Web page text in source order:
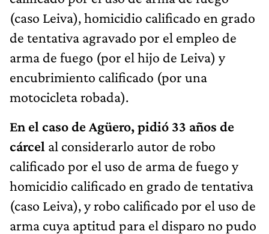
(caso Leiva), homicidio calificado en grado
de tentativa agravado por el empleo de
arma de fuego (por el hijo de Leiva) y
encubrimiento calificado (por una
motocicleta robada).
En el caso de Agüero, pidió 33 años de
cárcel al considerarlo autor de robo
calificado por el uso de arma de fuego y
homicidio calificado en grado de tentativa
(caso Leiva), y robo calificado por el uso de
arma cuya aptitud para el disparo no pudo